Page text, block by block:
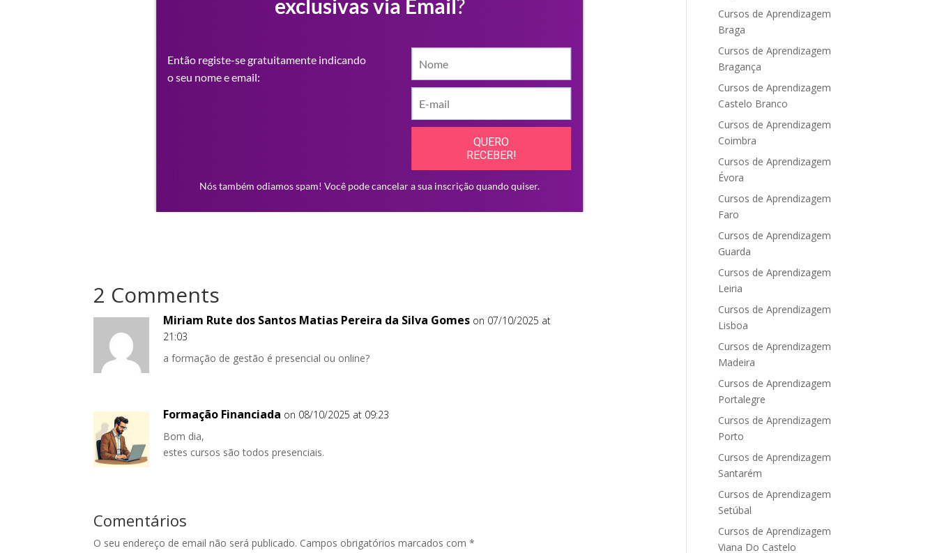
2 Comments
Miriam Rute dos Santos Matias Pereira da Silva Gomes on 07/10/2025 at
21:03
a formação de gestão é presencial ou online?
Formação Financiada on 08/10/2025 at 09:23
Bom dia,
estes cursos são todos presenciais.
Comentários
O seu endereço de email não será publicado. Campos obrigatórios marcados com*
Cursos de Aprendizagem
Braga
Cursos de Aprendizagem
Bragança
Cursos de Aprendizagem
Castelo Branco
Cursos de Aprendizagem
Coimbra
Cursos de Aprendizagem
Évora
Cursos de Aprendizagem
Faro
Cursos de Aprendizagem
Guarda
Cursos de Aprendizagem
Leiria
Cursos de Aprendizagem
Lisboa
Cursos de Aprendizagem
Madeira
Cursos de Aprendizagem
Portalegre
Cursos de Aprendizagem
Porto
Cursos de Aprendizagem
Santarém
Cursos de Aprendizagem
Setúbal
Cursos de Aprendizagem
Viana Do Castelo